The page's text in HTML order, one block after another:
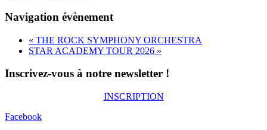
Navigation évènement
« THE ROCK SYMPHONY ORCHESTRA
STAR ACADEMY TOUR 2026 »
Inscrivez-vous à notre newsletter !
INSCRIPTION
Facebook